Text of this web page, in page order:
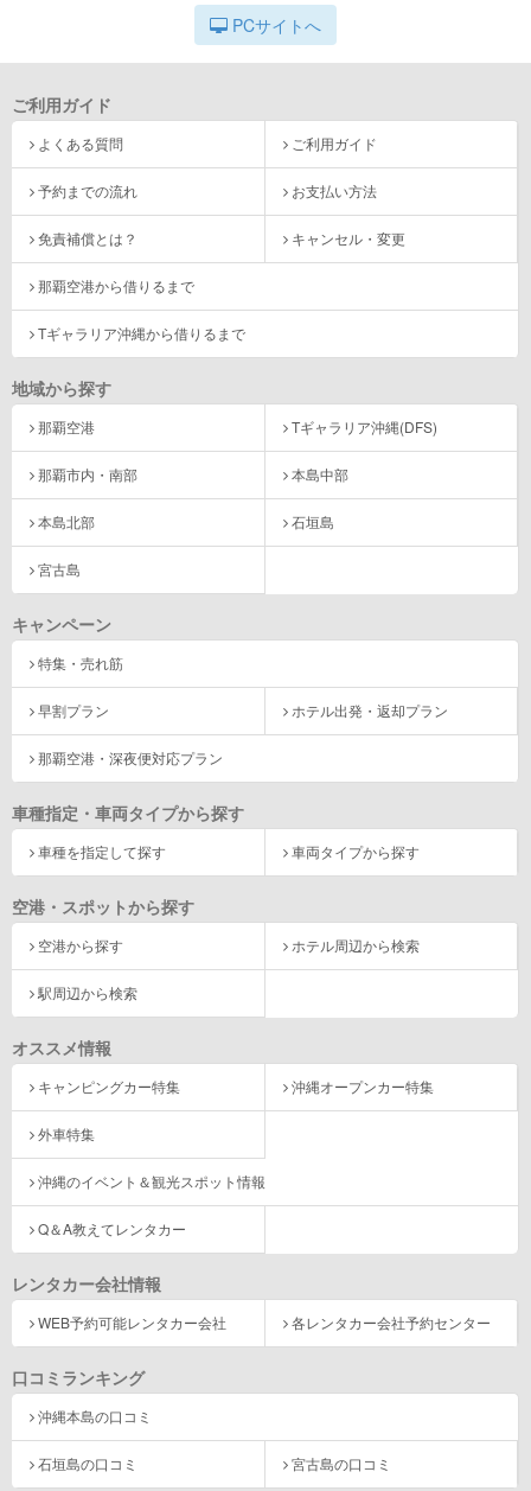
PCサイトへ
ご利用ガイド
よくある質問 ご利用ガイド
予約までの流れ お支払い方法
免責補償とは？ キャンセル・変更
那覇空港から借りるまで
Tギャラリア沖縄から借りるまで
地域から探す
那覇空港 Tギャラリア沖縄(DFS)
那覇市内・南部 本島中部
本島北部 石垣島
宮古島
キャンペーン
特集・売れ筋
早割プラン ホテル出発・返却プラン
那覇空港・深夜便対応プラン
車種指定・車両タイプから探す
車種を指定して探す 車両タイプから探す
空港・スポットから探す
空港から探す ホテル周辺から検索
駅周辺から検索
オススメ情報
キャンピングカー特集 沖縄オープンカー特集
外車特集
沖縄のイベント＆観光スポット情報
Q＆A教えてレンタカー
レンタカー会社情報
WEB予約可能レンタカー会社 各レンタカー会社予約センター
口コミランキング
沖縄本島の口コミ
石垣島の口コミ 宮古島の口コミ